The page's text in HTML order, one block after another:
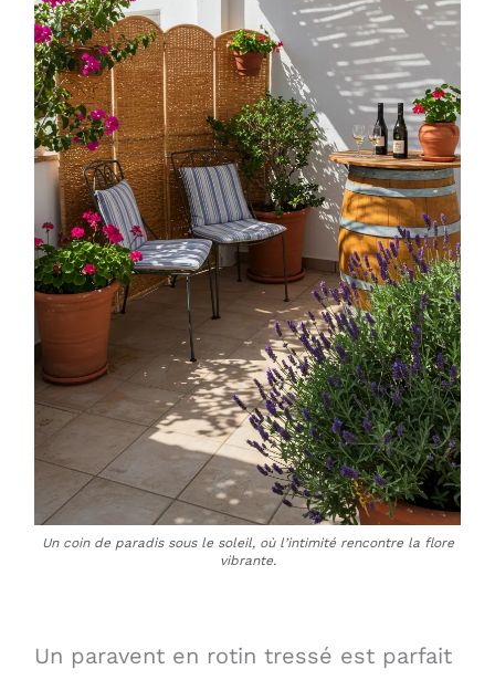
Un coin de paradis sous le soleil, où l’intimité rencontre la flore
vibrante.
Un paravent en rotin tressé est parfait